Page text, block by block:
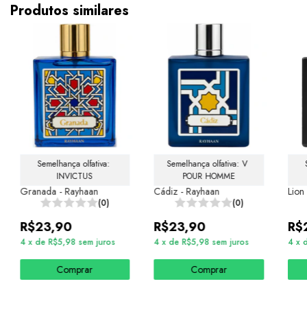
Produtos similares
Semelhança olfativa:
INVICTUS
Granada - Rayhaan
(0)
R$23,90
4 x de R$5,98 sem juros
Comprar
Semelhança olfativa: V
POUR HOMME
Cádiz - Rayhaan
(0)
R$23,90
4 xdeR$5,98 sem juros
Comprar
Lion
4 x